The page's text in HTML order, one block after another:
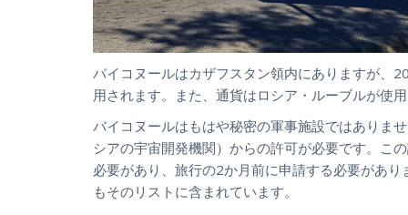
バイコヌールはカザフスタン領内にありますが、
用されます。また、通貨はロシア・ルーブルが使
バイコヌールはもはや秘密の軍事施設ではありま
シアの宇宙開発機関）からの許可が必要です。こ
必要があり、旅行の2か月前に申請する必要があ
もそのリスト に含まれています。